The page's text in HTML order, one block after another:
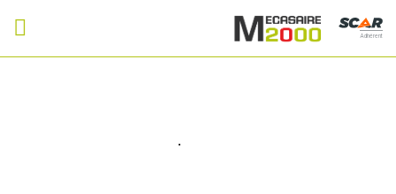
Adhérent